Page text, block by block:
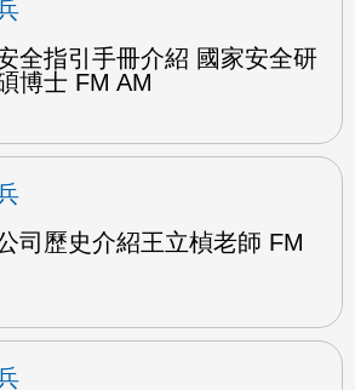
全指引手冊介紹 國家安全研
博士 FM AM
司歷史介紹王立楨老師 FM